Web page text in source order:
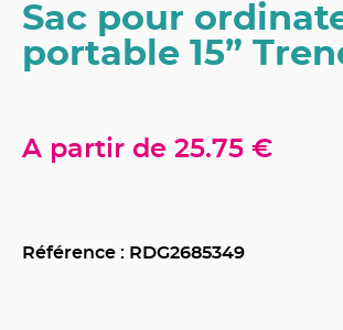
Sac pour
portable 15”
A partir de 25.75 €
Référence : RDG2685349